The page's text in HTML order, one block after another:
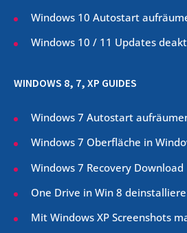
Windows 10 Autostart
Windows 10 / 11 Updates
WINDOWS 8, 7, XP GUIDES
Windows 7 Autostart
Windows 7 Oberfläche in
Windows 7 Recovery Download
One Drive in Win 8
Mit Windows XP Screenshots